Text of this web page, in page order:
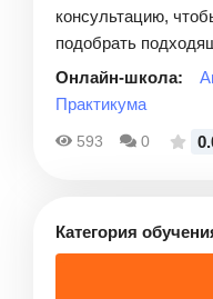
консультацию,
подобрать
Онлайн-школа:
Практикума
593 0
Категория